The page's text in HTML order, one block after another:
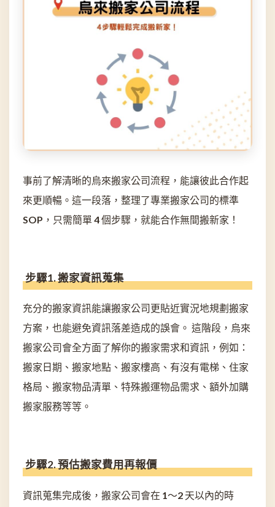
事前了解清晰的烏來搬家公司流程，能讓彼此合作起
來更順暢。這一段落，整理了專業搬家公司的標準
SOP，只需簡單 4 個步驟，就能合作無間搬新家！
步驟1. 搬家資訊蒐集
充分的搬家資訊能讓搬家公司更貼近實況地規劃搬家
方案，也能避免資訊落差造成的誤會。 這階段，烏來
搬家公司會全方面了解你的搬家需求和資訊，例如：
搬家日期、搬家地點、搬家樓高、有沒有電梯、住家
格局、搬家物品清單、特殊搬運物品需求、額外加購
搬家服務等等。
步驟2. 預估搬家費用再報價
資訊蒐集完成後，搬家公司會在 1～2 天以內的時